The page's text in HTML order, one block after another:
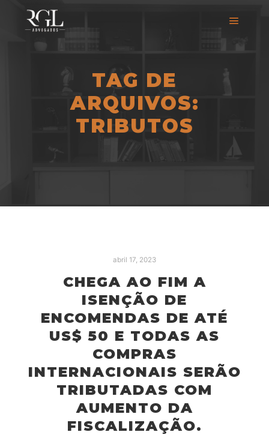
TAG DE
ARQUIVOS:
TRIBUTOS
abril 17, 2023
CHEGA AO FIM A
ISENÇÃO DE
ENCOMENDAS DE ATÉ
US$ 50 E TODAS AS
COMPRAS
INTERNACIONAIS SERÃO
TRIBUTADAS COM
AUMENTO DA
FISCALIZAÇÃO.